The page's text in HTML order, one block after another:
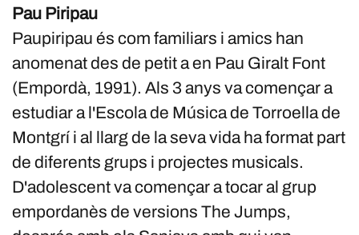
Pau Piripau
Paupiripau és com familiars i amics han
anomenat des de petit a en Pau Giralt Font
(Empordà, 1991). Als 3 anys va començar a
estudiar a l'Escola de Música de Torroella de
Montgrí i al llarg de la seva vida ha format part
de diferents grups i projectes musicals.
D'adolescent va començar a tocar al grup
empordanès de versions The Jumps,